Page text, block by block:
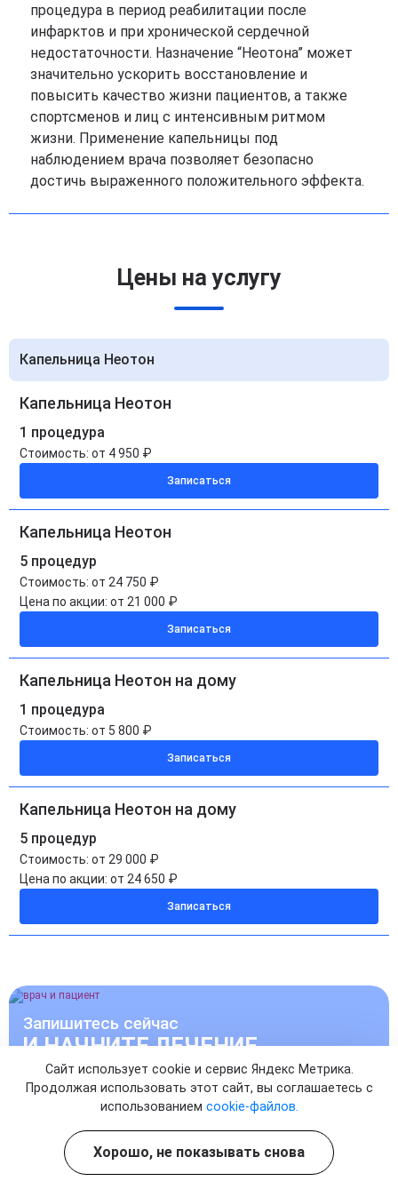
процедура в период реабилитации после
инфарктов и при хронической сердечной
недостаточности. Назначение “Неотона” может
значительно ускорить восстановление и
повысить качество жизни пациентов, а также
спортсменов и лиц с интенсивным ритмом
жизни. Применение капельницы под
наблюдением врача позволяет безопасно
достичь выраженного положительного эффекта.
Цены на услугу
Капельница Неотон
Капельница Неотон
1 процедура
Стоимость: от 4 950 ₽
Записаться
Капельница Неотон
5 процедур
Стоимость: от 24 750 ₽
Цена по акции: от 21 000 ₽
Записаться
Капельница Неотон на дому
1 процедура
Стоимость: от 5 800 ₽
Записаться
Капельница Неотон на дому
5 процедур
Стоимость: от 29 000 ₽
Цена по акции: от 24 650 ₽
Записаться
Запишитесь сейчас
И НАЧНИТЕ ЛЕЧЕНИЕ
УЖЕ СЕГОДНЯ
Записаться на прием к врачу
Сайт использует cookie и сервис Яндекс Метрика.
Продолжая использовать этот сайт, вы соглашаетесь с
использованием cookie-файлов.
Хорошо, не показывать снова